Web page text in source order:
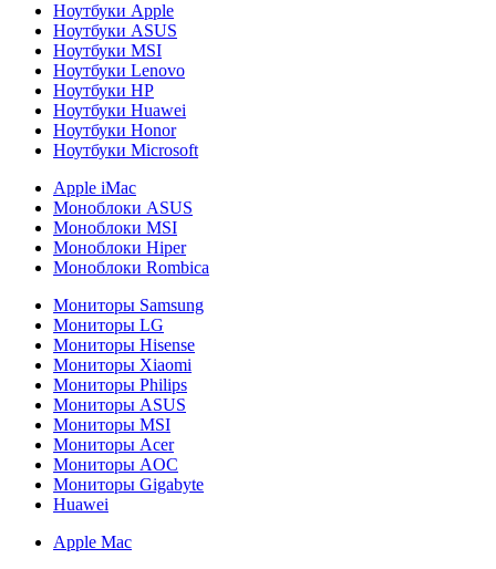
Ноутбуки Apple
Ноутбуки ASUS
Ноутбуки MSI
Ноутбуки Lenovo
Ноутбуки HP
Ноутбуки Huawei
Ноутбуки Honor
Ноутбуки Microsoft
Apple iMac
Моноблоки ASUS
Моноблоки MSI
Моноблоки Hiper
Моноблоки Rombica
Мониторы Samsung
Мониторы LG
Мониторы Hisense
Мониторы Xiaomi
Мониторы Philips
Мониторы ASUS
Мониторы MSI
Мониторы Acer
Мониторы AOC
Мониторы Gigabyte
Huawei
Apple Mac